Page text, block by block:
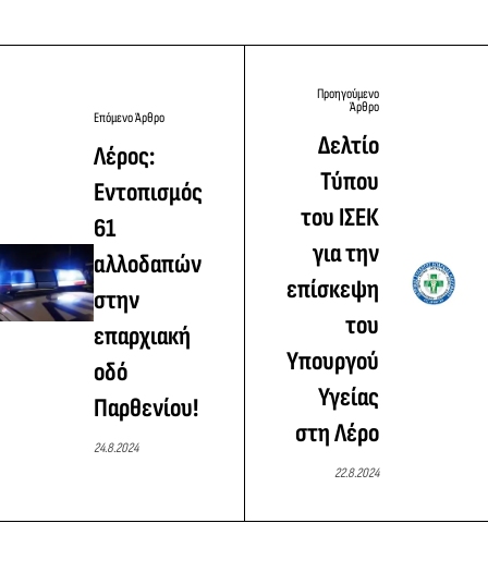
Επόμενο Άρθρο
Λέρος:
Εντοπισμός
61
αλλοδαπών
στην
επαρχιακή
οδό
Παρθενίου!
24.8.2024
Προηγούμενο
Άρθρο
Δελτίο
Τύπου
του ΙΣΕΚ
για την
επίσκεψη
του
Υπουργού
Υγείας
στη Λέρο
22.8.2024